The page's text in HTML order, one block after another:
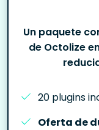
Un paquete
de Octolize
20 plugins
Oferta de